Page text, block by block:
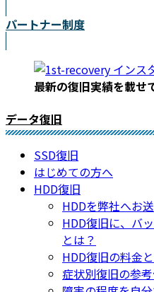
パートナー制度
最新の復旧実績を載せ
データ復旧
SSD復旧
はじめての方へ
HDD復旧
HDDを弊社へお
HDD復旧に、バ
とは？
HDD復旧の料金
症状別復旧の参